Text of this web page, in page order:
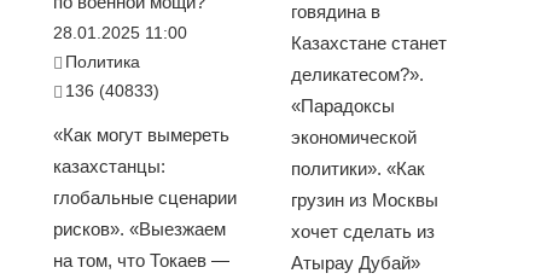
28.01.2025 11:00
Политика
136 (40833)
«Как могут вымереть
казахстанцы:
глобальные сценарии
рисков». «Выезжаем
на том, что Токаев —
говядина в
Казахстане станет
деликатесом?».
«Парадоксы
экономической
политики». «Как
грузин из Москвы
хочет сделать из
Атырау Дубай»